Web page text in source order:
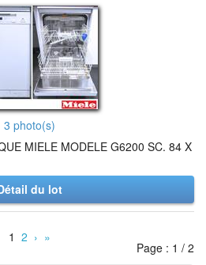
3 photo(s)
MIELE MODELE G6200 SC. 84 X
du lot
1 2 › »
Page : 1 / 2